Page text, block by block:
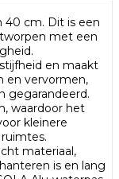
40 cm. Dit is een
met een
en maakt
en vervormen,
gegarandeerd.
waardoor het
kleinere
materiaal,
is en lang